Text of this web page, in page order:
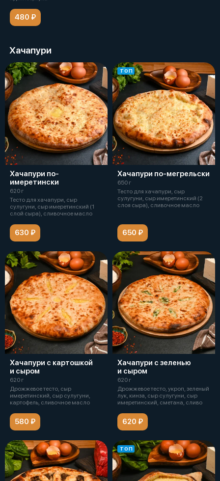
480 ₽
Хачапури
Хачапури по-
имеретински
620 г
Тесто для хачапури, сыр
сулугуни, сыр имеретинский (1
слой сыра), сливочное масло
630 ₽
ТОП
Хачапури по-мегрельски
650 г
Тесто для хачапури, сыр
сулугуни, сыр имеретинский (2
слоя сыра), сливочное масло
650 ₽
Хачапури с картошкой
и сыром
620 г
Дрожжевое тесто, сыр
имеретинский, сыр сулугуни,
картофель, сливочное масло
580 ₽
Хачапури с зеленью
и сыром
620 г
Дрожжевое тесто, укроп, зеленый
лук, кинза, сыр сулугуни, сыр
имеретинский, сметана, сливо
620 ₽
ТОП